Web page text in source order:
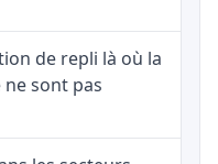
de repli là où la
sont pas